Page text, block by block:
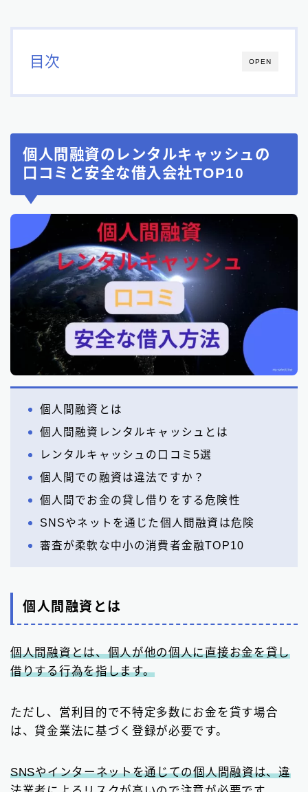
OPEN
目次
個人間融資のレンタルキャッシュの
口コミと安全な借入会社TOP10
個人間融資とは
個人間融資レンタルキャッシュとは
レンタルキャッシュの口コミ5選
個人間での融資は違法ですか？
個人間でお金の貸し借りをする危険性
SNSやネットを通じた個人間融資は危険
審査が柔軟な中小の消費者金融TOP10
個人間融資とは
個人間融資とは、個人が他の個人に直接お金を貸し
借りする行為を指します。
ただし、営利目的で不特定多数にお金を貸す場合
は、貸金業法に基づく登録が必要です。
SNSやインターネットを通じての個人間融資は、違